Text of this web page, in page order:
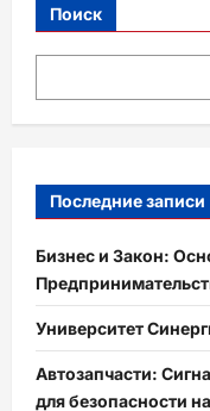
Поиск
Последние записи
Бизнес и Закон:
Университет
Автозапчасти:
для безопасности